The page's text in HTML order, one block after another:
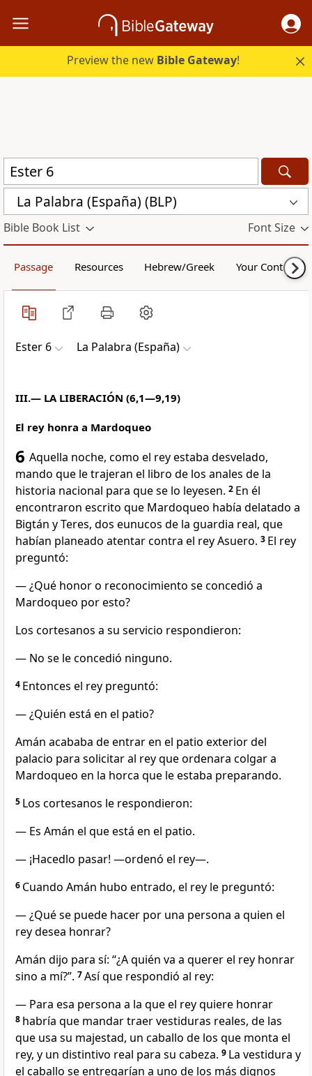
Preview the new Bible Gateway!
La Palabra (España) (BLP)
Bible Book List Font Size
Passage Resources Hebrew/Greek Your Content
Ester 6 La Palabra (España)
III.— LA LIBERACIÓN (6,1—9,19)
El rey honra a Mardoqueo
6 Aquella noche, como el rey estaba desvelado,
mando que le trajeran el libro de los anales de la
historia nacional para que se lo leyesen. 2 En él
encontraron escrito que Mardoqueo había delatado a
Bigtán y Teres, dos eunucos de la guardia real, que
habían planeado atentar contra el rey Asuero. 3 El rey
preguntó:
— ¿Qué honor o reconocimiento se concedió a
Mardoqueo por esto?
Los cortesanos a su servicio respondieron:
— No se le concedió ninguno.
4 Entonces el rey preguntó:
— ¿Quién está en el patio?
Amán acababa de entrar en el patio exterior del
palacio para solicitar al rey que ordenara colgar a
Mardoqueo en la horca que le estaba preparando.
5 Los cortesanos le respondieron:
— Es Amán el que está en el patio.
— ¡Hacedlo pasar! —ordenó el rey—.
6 Cuando Amán hubo entrado, el rey le preguntó:
— ¿Qué se puede hacer por una persona a quien el
rey desea honrar?
Amán dijo para sí: “¿A quién va a querer el rey honrar
sino a mí?”. 7Así que respondió al rey:
— Para esa persona a la que el rey quiere honrar
8 habría que mandar traer vestiduras reales, de las
que usa su majestad, un caballo de los que monta el
rey, y un distintivo real para su cabeza. 9 La vestidura y
el caballo se entregarían a uno de los más dignos